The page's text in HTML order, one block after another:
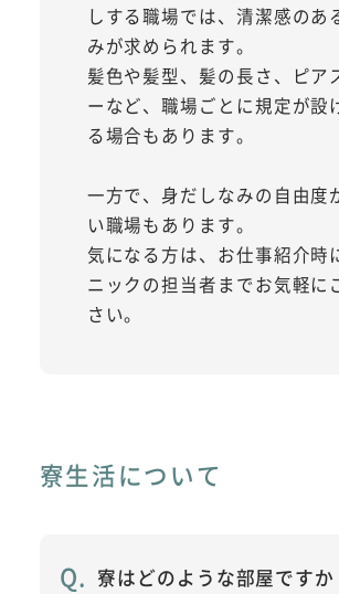
しする職場では、清潔感のあ
みが求められます。
髪色や髪型、髪の長さ、ピア
ーなど、職場ごとに規定が設
る場合もあります。
一方で、身だしなみの自由度
い職場もあります。
気になる方は、お仕事紹介時
ニックの担当者までお気軽に
さい。
寮生活について
寮はどのような部屋ですか